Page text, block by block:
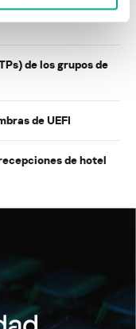
y otros países de
de los grupos de
de UEFI
de hotel